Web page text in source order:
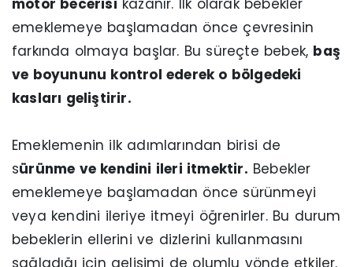
emeklemeye başlamadan önce çevresinin
farkında olmaya başlar. Bu süreçte bebek, baş
ve boyununu kontrol ederek o bölgedeki
kasları geliştirir.
Emeklemenin ilk adımlarından birisi de
sürünme ve kendini ileri itmektir. Bebekler
emeklemeye başlamadan önce sürünmeyi
veya kendini ileriye itmeyi öğrenirler. Bu durum
bebeklerin ellerini ve dizlerini kullanmasını
sağladığı için gelişimi de olumlu yönde etkiler.